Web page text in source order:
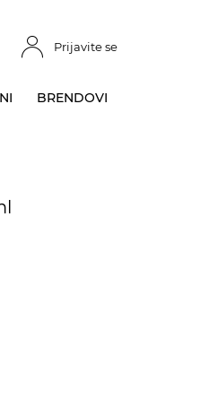
Prijavite se
BRENDOVI